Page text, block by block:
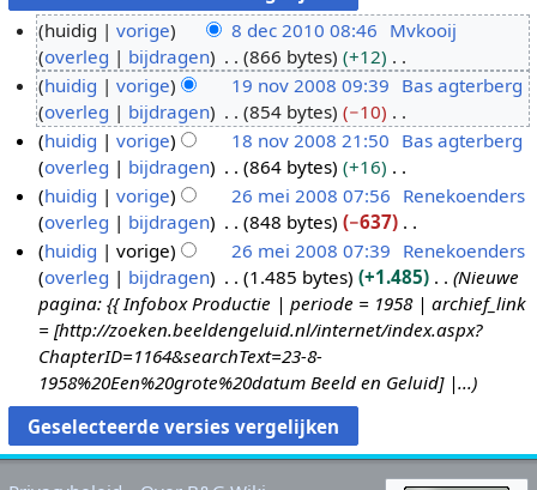
d
c
0
0
huidig vorige 8 dec 2010 08:46 Mvkooij
overleg
bijdragen 866 bytes
+12
G
e
e
n
b
e
w
e
r
k
n
s
s
9
o
2
huidig vorige 19 nov 2008 09:39 Bas agterberg
overleg
bijdragen 854 bytes
−10
G
e
e
n
b
e
w
e
r
k
i
n
g
8
o
huidig vorige 18 nov 2008 21:50 Bas agterberg
overleg
bijdragen 864 bytes
+16
G
e
e
n
b
e
w
e
r
k
i
6
8
huidig vorige 26 mei 2008 07:56 Renekoenders
overleg
bijdragen 848 bytes
−637
G
e
e
n
b
e
w
e
r
k
huidig vorige 26 mei 2008 07:39 Renekoenders
overleg
bijdragen 1.485 bytes +1.485
Nieuwe
pagina: {{ Infobox Productie | periode = 1958 | archief_link
= [http://zoeken.beeldengeluid.nl/internet/index.aspx?
ChapterID=1164&searchText=23-8-
1958%20Een%20grote%20datum Beeld en Geluid] |...